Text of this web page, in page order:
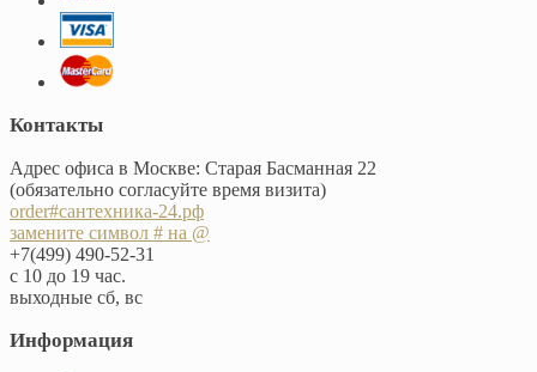
Контакты
Адрес офиса в Москве: Старая Басманная 22
(обязательно согласуйте время визита)
order#сантехника-24.рф
замените символ # на @
+7(499) 490-52-31
с 10 до 19 час.
выходные сб, вс
Информация